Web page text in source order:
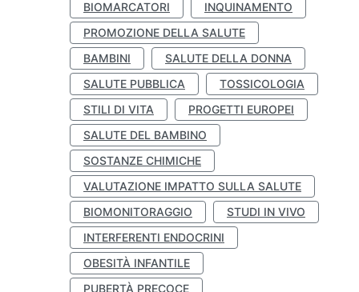
BIOMARCATORI
INQUINAMENTO
PROMOZIONE DELLA SALUTE
BAMBINI
SALUTE DELLA DONNA
SALUTE PUBBLICA
TOSSICOLOGIA
STILI DI VITA
PROGETTI EUROPEI
SALUTE DEL BAMBINO
SOSTANZE CHIMICHE
VALUTAZIONE IMPATTO SULLA SALUTE
BIOMONITORAGGIO
STUDI IN VIVO
INTERFERENTI ENDOCRINI
OBESITÀ INFANTILE
PUBERTÀ PRECOCE